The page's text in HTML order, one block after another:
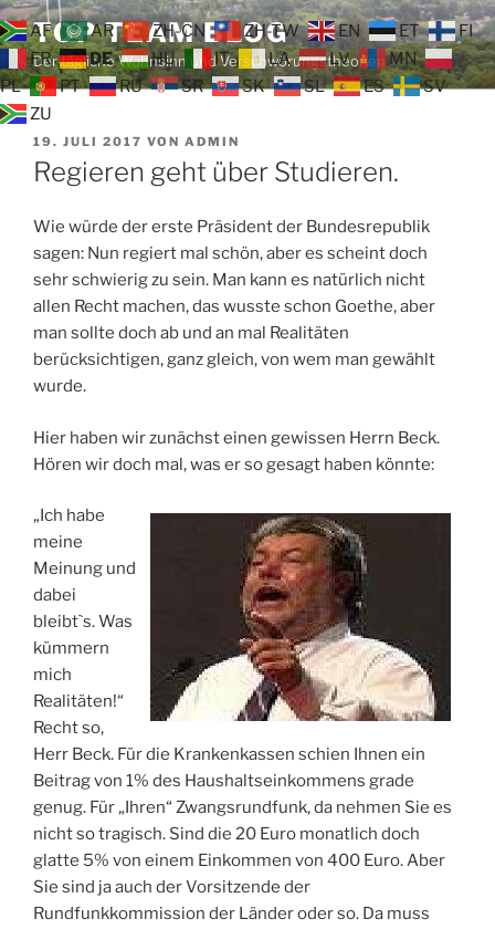
Zum
Inhalt
springen
TOP TEAM BLOG
Der tägliche Wahnsinn und Verschwörungstheorien
VERÖFFENTLICHT
AM
19. JULI 2017 VON ADMIN
Regieren geht über Studieren.
Wie würde der erste Präsident der Bundesrepublik
sagen: Nun regiert mal schön, aber es scheint doch
sehr schwierig zu sein. Man kann es natürlich nicht
allen Recht machen, das wusste schon Goethe, aber
man sollte doch ab und an mal Realitäten
berücksichtigen, ganz gleich, von wem man gewählt
wurde.
Hier haben wir zunächst einen gewissen Herrn Beck.
Hören wir doch mal, was er so gesagt haben könnte:
„Ich habe
meine
Meinung und
dabei
bleibt`s. Was
kümmern
mich
Realitäten!“
Recht so,
Herr Beck. Für die Krankenkassen schien Ihnen ein
Beitrag von 1% des Haushaltseinkommens grade
genug. Für „Ihren“ Zwangsrundfunk, da nehmen Sie es
nicht so tragisch. Sind die 20 Euro monatlich doch
glatte 5% von einem Einkommen von 400 Euro. Aber
Sie sind ja auch der Vorsitzende der
Rundfunkkommission der Länder oder so. Da muss
AF AR ZH-CN ZH-TW EN ET
FI
FR
DE HU IT LA LV
MN
PL
PT RU SR SK SL ES
SV
ZU